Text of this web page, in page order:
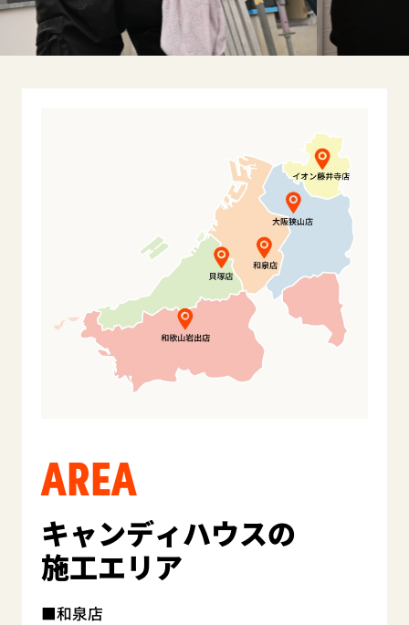
AREA
キャンディハウスの
施工エリア
和泉店